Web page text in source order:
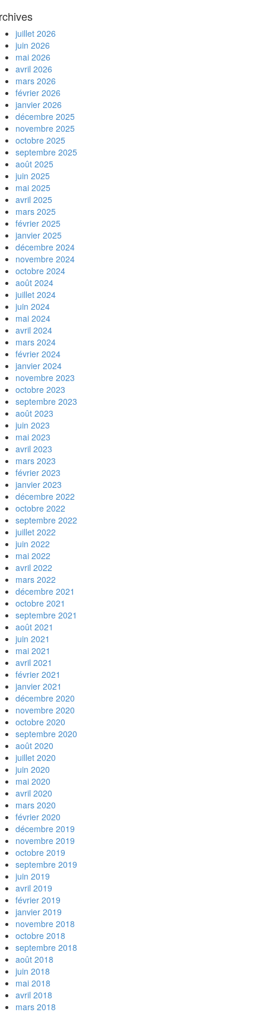
juillet 2026
juin 2026
mai 2026
avril 2026
mars 2026
février 2026
janvier 2026
décembre 2025
novembre 2025
octobre 2025
septembre 2025
août 2025
juin 2025
mai 2025
avril 2025
mars 2025
février 2025
janvier 2025
décembre 2024
novembre 2024
octobre 2024
août 2024
juillet 2024
juin 2024
mai 2024
avril 2024
mars 2024
février 2024
janvier 2024
novembre 2023
octobre 2023
septembre 2023
août 2023
juin 2023
mai 2023
avril 2023
mars 2023
février 2023
janvier 2023
décembre 2022
octobre 2022
septembre 2022
juillet 2022
juin 2022
mai 2022
avril 2022
mars 2022
décembre 2021
octobre 2021
septembre 2021
août 2021
juin 2021
mai 2021
avril 2021
février 2021
janvier 2021
décembre 2020
novembre 2020
octobre 2020
septembre 2020
août 2020
juillet 2020
juin 2020
mai 2020
avril 2020
mars 2020
février 2020
décembre 2019
novembre 2019
octobre 2019
septembre 2019
juin 2019
avril 2019
février 2019
janvier 2019
novembre 2018
octobre 2018
septembre 2018
août 2018
juin 2018
mai 2018
avril 2018
mars 2018